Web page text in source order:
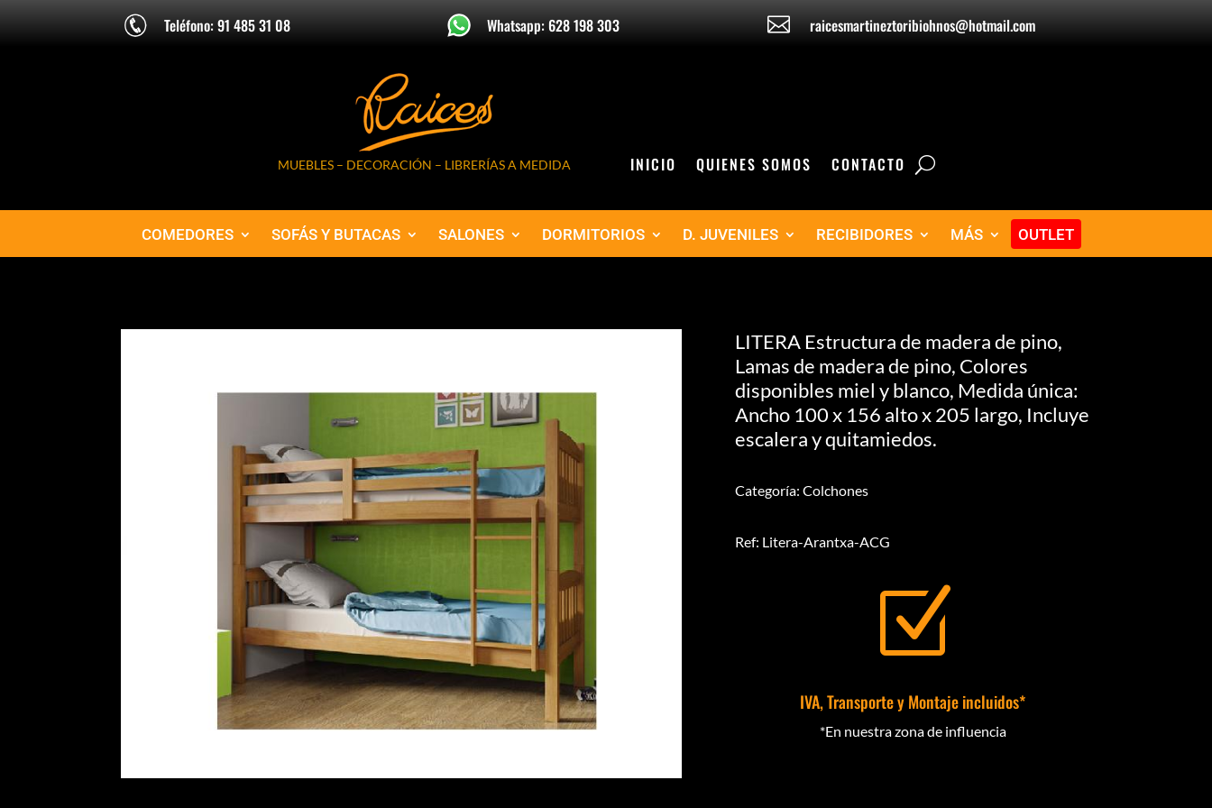
Teléfono: 91 485 31 08 Whatsapp: 628 198 303  raicesmartineztoribiohnos@hotmail.com
MUEBLES – DECORACIÓN – LIBRERÍAS A MEDIDA INICIO QUIENES SOMOS CONTACTO
COMEDORES SOFÁS Y BUTACAS SALONES DORMITORIOS D. JUVENILES RECIBIDORES MÁS OUTLET
LITERA Estructura de madera de pino,
Lamas de madera de pino, Colores
disponibles miel y blanco, Medida única:
Ancho 100 x 156 alto x 205 largo, Incluye
escalera y quitamiedos.
Categoría: Colchones
Ref: Litera-Arantxa-ACG
Z
IVA, Transporte y Montaje incluidos*
*En nuestra zona de influencia